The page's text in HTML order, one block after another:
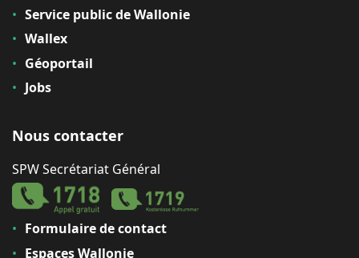
Service public de Wallonie
Wallex
Géoportail
Jobs
Nous contacter
SPW Secrétariat Général
Formulaire de contact
Espaces Wallonie